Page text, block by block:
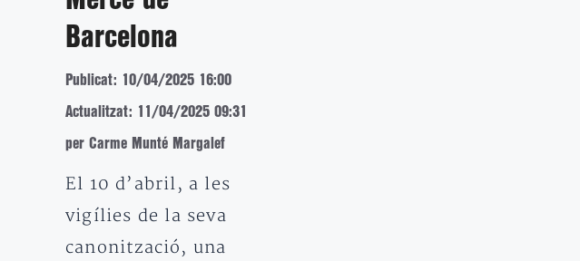
Barcelona
Publicat: 10/04/2025 16:00
Actualitzat: 11/04/2025 09:31
per Carme Munté Margalef
El 10 d’abril, a les
vigílies de la seva
canonització, una